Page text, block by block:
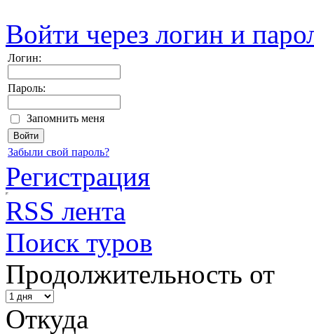
Войти через логин и
Логин:
Пароль:
Запомнить меня
Забыли свой пароль?
Регистрация
RSS лента
Поиск туров
Продолжительность от
Откуда